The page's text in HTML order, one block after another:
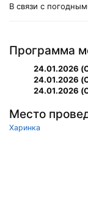
В связи с
Программа
24.01.2026
24.01.2026
24.01.2026
Место
Харинка